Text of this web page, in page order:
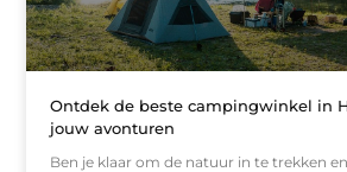
Ontdek de beste campingwinkel in
jouw avonturen
Ben je klaar om de natuur in te trekken